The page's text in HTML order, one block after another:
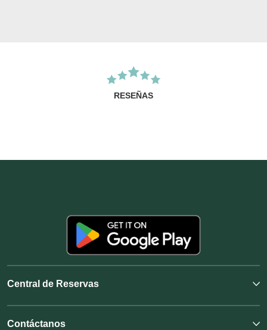
RESEÑAS
Central de Reservas
Contáctanos